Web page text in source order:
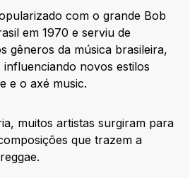
com o grande Bob
em 1970 e serviu de
gêneros da música brasileira,
influenciando novos estilos
e o axé music.
muitos artistas surgiram para
que trazem a